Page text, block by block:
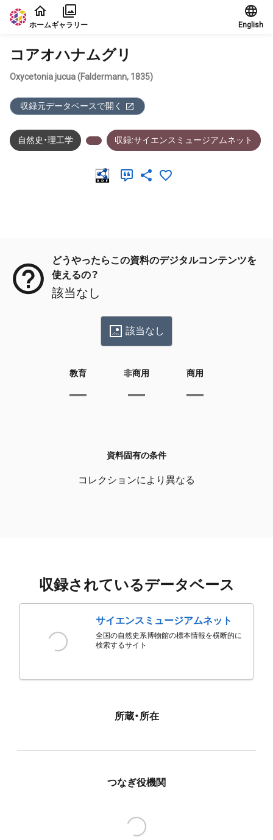
本文に飛ぶ
ホームギャラリー English
コアオハナムグリ
Oxycetonia jucua (Faldermann, 1835)
収録元データベースで開く
自然史・理工学 収録:サイエンスミュージアムネット
どうやったらこの資料のデジタルコンテンツを
使えるの？
該当なし
該当なし
教育 非商用 商用
資料固有の条件
コレクションにより異なる
収録されているデータベース
サイエンスミュージアムネット
全国の自然史系博物館の標本情報を横断的に
検索するサイト
所蔵・所在
つなぎ役機関